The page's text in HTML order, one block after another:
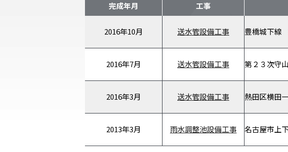
完成年月 工事
2016年10月 送水管設備工事 豊橋城下線
2016年7月 送水管設備工事 第２３次守
2016年3月 送水管設備工事 熱田区横田
2013年3月 雨水調整池設備工事 名古屋市上